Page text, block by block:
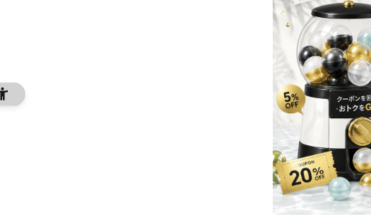
WRINKLE LIFT GEL CR
ヘア
O